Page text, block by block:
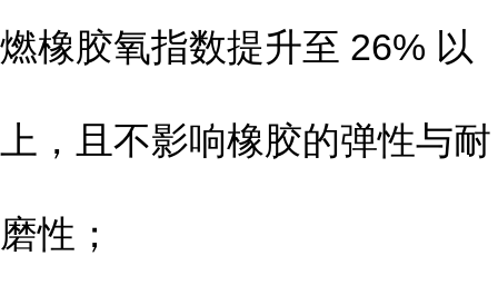
燃橡胶氧指数提升至 26% 以
上，且不影响橡胶的弹性与耐
磨性；